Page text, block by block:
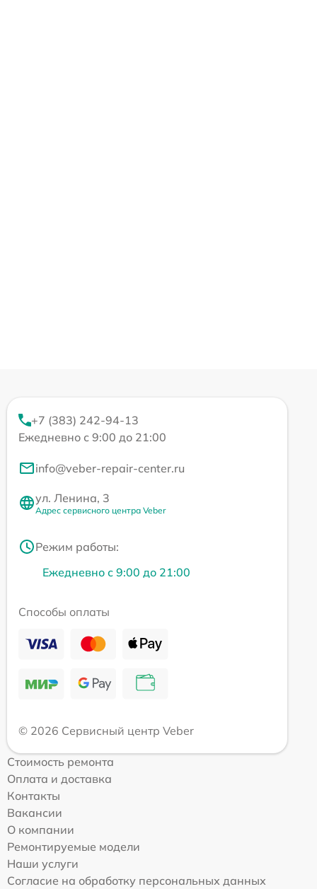
+7 (383) 242-94-13
Ежедневно с 9:00 до 21:00
info@veber-repair-center.ru
ул. Ленина, 3
Адрес сервисного центра Veber
Режим работы:
Ежедневно с 9:00 до 21:00
Способы оплаты
© 2026 Сервисный центр Veber
Стоимость ремонта
Оплата и доставка
Контакты
Вакансии
О компании
Ремонтируемые модели
Наши услуги
Согласие на обработку персональных данных